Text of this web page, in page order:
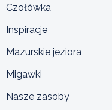
Czołówka
Inspiracje
Mazurskie jeziora
Migawki
Nasze zasoby